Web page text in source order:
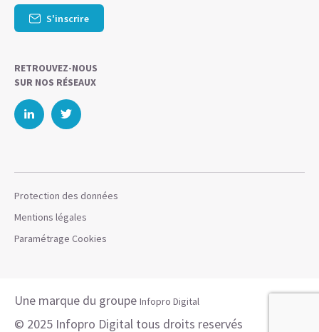
S'inscrire
RETROUVEZ-NOUS
SUR NOS RÉSEAUX
Protection des données
Mentions légales
Paramétrage Cookies
Une marque du groupe Infopro Digital
© 2025 Infopro Digital tous droits reservés